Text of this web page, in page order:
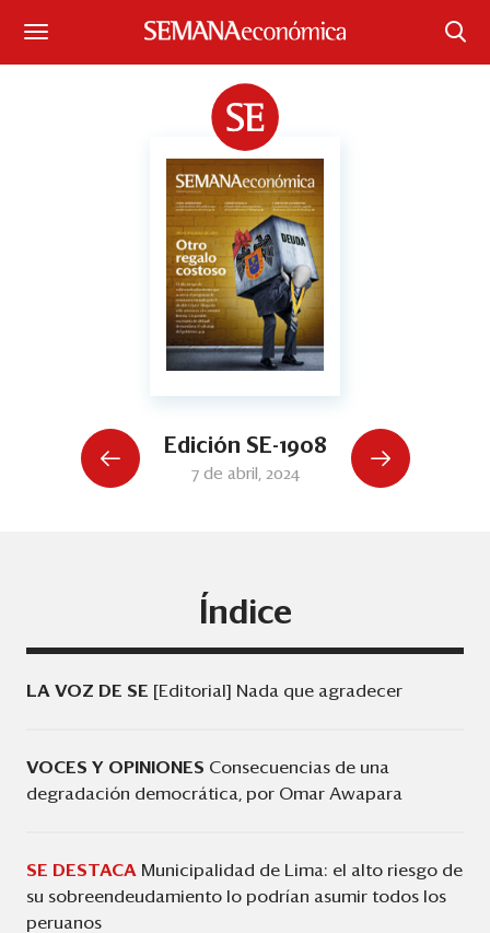
¿Qué está pasando?
Sectores y Empresas
Legal y Política
Eventos
Edición SE-1908
7 de abril, 2024
Índice
LA VOZ DE SE [Editorial] Nada que agradecer
VOCES Y OPINIONES Consecuencias de una
degradación democrática, por Omar Awapara
SE DESTACA Municipalidad de Lima: el alto riesgo de
su sobreendeudamiento lo podrían asumir todos los
peruanos